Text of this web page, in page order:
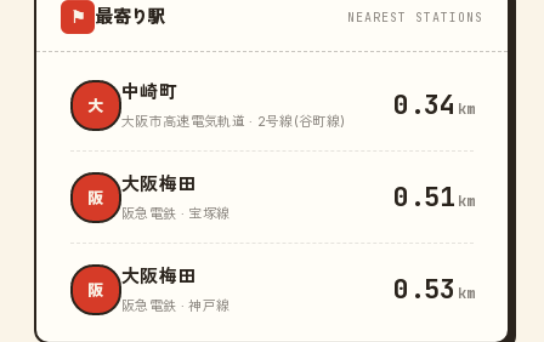
⚑ 最寄り駅 NEAREST STATIONS
大
中崎町
大阪市高速電気軌道 · 2号線(谷町線) 0.34 km
阪
大阪梅田
阪急電鉄 · 宝塚線 0.51 km
阪
大阪梅田
阪急電鉄 · 神戸線 0.53 km